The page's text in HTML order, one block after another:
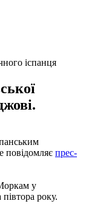
повідомляє прес-
у
півтора року.